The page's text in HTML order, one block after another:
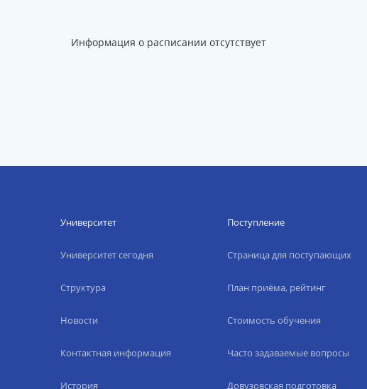
Информация о расписании отсутствует
Университет
Университет сегодня
Структура
Новости
Контактная информация
История
Поступление
Страница для поступающих
План приёма, рейтинг
Стоимость обучения
Часто задаваемые вопросы
Довузовская подготовка